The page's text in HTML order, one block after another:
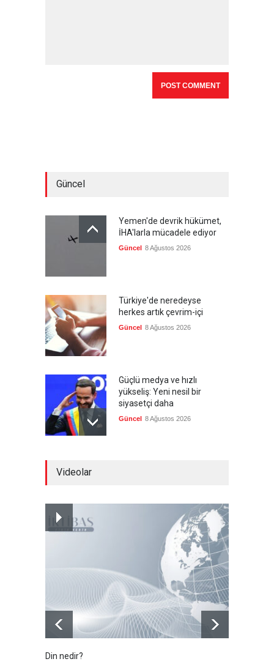
Güncel
Yemen'de devrik hükümet,
İHA'larla mücadele ediyor
Güncel 8 Ağustos 2026
Türkiye'de neredeyse
herkes artık çevrim-içi
Güncel 8 Ağustos 2026
Güçlü medya ve hızlı
yükseliş: Yeni nesil bir
siyasetçi daha
Güncel 8 Ağustos 2026
Kolombiya, solcu Petro'nun
yerine aşırı sağcı Espriella'yı
Güncel 8 Ağustos 2026
Videolar
Din nedir?